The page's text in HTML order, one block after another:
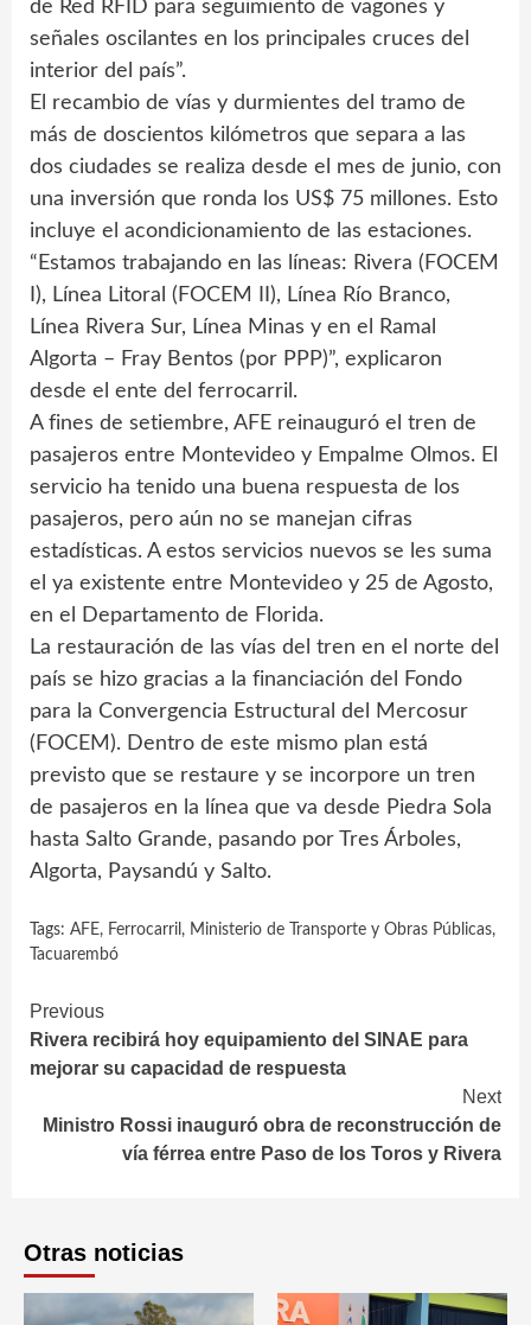
de Red RFID para seguimiento de vagones y
señales oscilantes en los principales cruces del
interior del país”.
El recambio de vías y durmientes del tramo de
más de doscientos kilómetros que separa a las
dos ciudades se realiza desde el mes de junio, con
una inversión que ronda los US$ 75 millones. Esto
incluye el acondicionamiento de las estaciones.
“Estamos trabajando en las líneas: Rivera (FOCEM
I), Línea Litoral (FOCEM II), Línea Río Branco,
Línea Rivera Sur, Línea Minas y en el Ramal
Algorta – Fray Bentos (por PPP)”, explicaron
desde el ente del ferrocarril.
A fines de setiembre, AFE reinauguró el tren de
pasajeros entre Montevideo y Empalme Olmos. El
servicio ha tenido una buena respuesta de los
pasajeros, pero aún no se manejan cifras
estadísticas. A estos servicios nuevos se les suma
el ya existente entre Montevideo y 25 de Agosto,
en el Departamento de Florida.
La restauración de las vías del tren en el norte del
país se hizo gracias a la financiación del Fondo
para la Convergencia Estructural del Mercosur
(FOCEM). Dentro de este mismo plan está
previsto que se restaure y se incorpore un tren
de pasajeros en la línea que va desde Piedra Sola
hasta Salto Grande, pasando por Tres Árboles,
Algorta, Paysandú y Salto.
Tags: AFE, Ferrocarril , Ministerio de Transporte y Obras Públicas,
Tacuarembó
Continue
Reading
Previous
Rivera recibirá hoy equipamiento del SINAE para
mejorar su capacidad de respuesta
Next
Ministro Rossi inauguró obra de reconstrucción de
vía férrea entre Paso de los Toros y Rivera
Otras noticias